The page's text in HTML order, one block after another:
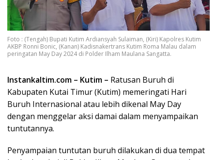
Foto : (Tengah) Bupati Kutim Ardiansyah Sulaiman, (Kiri) Kapolres Kutim
AKBP Ronni Bonic, (Kanan) Kadisnakertrans Kutim Roma Malau dalam
peringatan May Day 2024 di Polder Ilham Maulana Sangatta.
Instankaltim.com – Kutim – Ratusan Buruh di
Kabupaten Kutai Timur (Kutim) memeringati Hari
Buruh Internasional atau lebih dikenal May Day
dengan menggelar aksi damai dalam menyampaikan
tuntutannya.
Penyampaian tuntutan buruh dilakukan di dua tempat